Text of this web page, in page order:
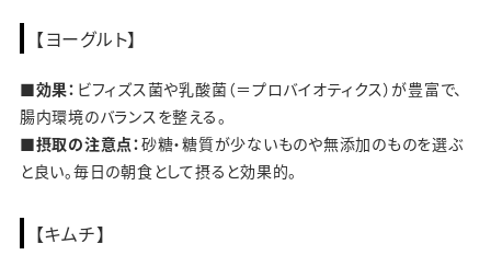
【ヨーグルト】
■効果： ビフィズス菌や乳酸菌（＝プロバイオティクス）が豊富で、
腸内環境のバランスを整える。
■摂取の注意点：砂糖・糖質が少ないものや無添加のものを選ぶ
と良い。毎日の朝食として摂ると効果的。
【キムチ】